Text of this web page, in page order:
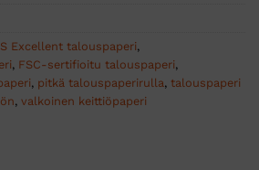
Excellent talouspaperi,
, FSC-sertifioitu talouspaperi,
, pitkä talouspaperirulla, talouspaperi
, valkoinen keittiöpaperi